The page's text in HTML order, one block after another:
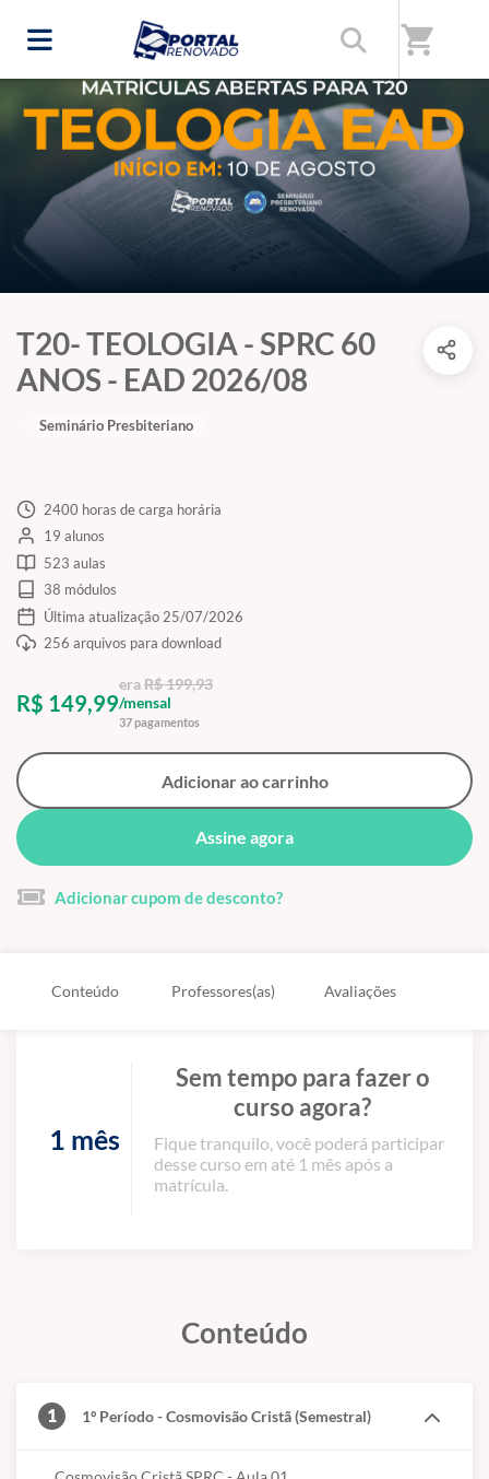
shopping_cart
T20- TEOLOGIA - SPRC 60
ANOS - EAD 2026/08
Seminário Presbiteriano
2400 horas de carga horária
19 alunos
523 aulas
38 módulos
Última atualização 25/07/2026
256 arquivos para download
R$ 149,99
eraR$ 199,93
/mensal
37 pagamentos
Adicionar ao carrinho
Assine agora
Adicionar cupom de desconto?
Conteúdo Professores(as) Avaliações
1 mês
Sem tempo para fazer o
curso agora?
Fique tranquilo, você poderá participar
desse curso em até 1 mês após a
matrícula.
Conteúdo
1 1º Período - Cosmovisão Cristã (Semestral)